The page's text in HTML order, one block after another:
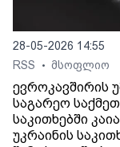
28-05-2026 14:55
RSS
• მსოფლიო
ევროკავშირის
საგარეო
საკითხებში
უკრაინის